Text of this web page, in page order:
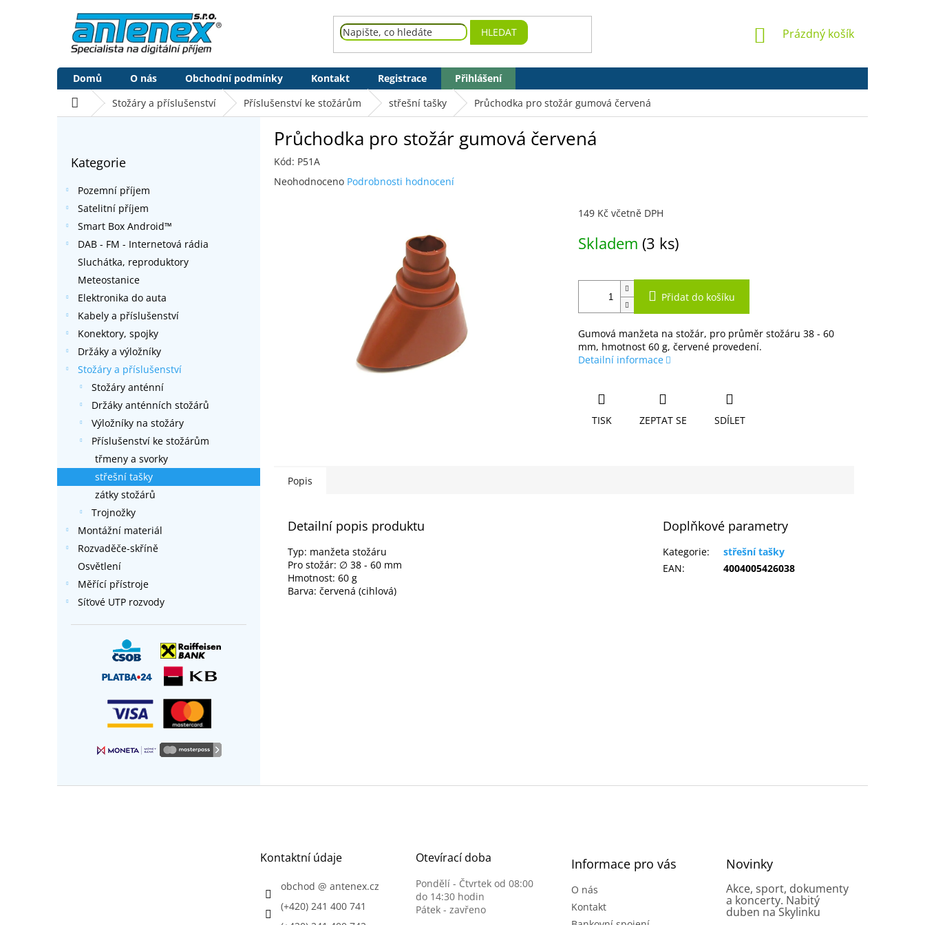
HLEDAT
NÁKUPNÍ
Prázdný košík
Domů O nás Obchodní podmínky Kontakt Registrace
Přihlášení
Domů Stožáry a příslušenství Příslušenství ke stožárům střešní tašky Průchodka pro stožár gumová červená
kategorie
Kategorie
Pozemní příjem
Satelitní příjem
Smart Box Android™
DAB - FM - Internetová rádia
Sluchátka, reproduktory
Meteostanice
Elektronika do auta
Kabely a příslušenství
Konektory, spojky
Držáky a výložníky
Stožáry a příslušenství
Stožáry anténní
Držáky anténních stožárů
Výložníky na stožáry
Příslušenství ke stožárům
třmeny a svorky
střešní tašky
zátky stožárů
Trojnožky
Montážní materiál
Rozvaděče-skříně
Osvětlení
Měřící přístroje
Síťové UTP rozvody
Průchodka pro stožár gumová červená
Kód: P51A
Průměrné
Neohodnoceno Podrobnosti hodnocení
149 Kč včetně DPH
cena:
Skladem (3 ks)
Přidat do košíku
Gumová manžeta na stožár, pro průměr stožáru 38 - 60
mm, hmotnost 60 g, červené provedení.
Detailní informace
TISK ZEPTAT SE SDÍLET
Popis
Detailní popis produktu
Typ: manžeta stožáru
Pro stožár: ∅ 38 - 60 mm
Hmotnost: 60 g
Barva: červená (cihlová)
Doplňkové parametry
Kategorie:
střešní tašky
EAN: 4004005426038
Kontaktní údaje
obchod @ antenex.cz
(+420) 241 400 741
Otevírací doba
Pondělí - Čtvrtek od 08:00
do 14:30 hodin
Pátek - zavřeno
Informace pro vás
O nás
Kontakt
Novinky
Akce, sport, dokumenty
a koncerty. Nabitý
duben na Skylinku